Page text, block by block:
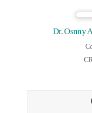
Dr. Osnny